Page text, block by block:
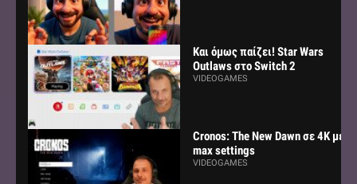
Και όμως παίζει! Star Wars
Outlaws στο Switch 2
VIDEOGAMES
Cronos: The New Dawn σε 4K με
max settings
VIDEOGAMES